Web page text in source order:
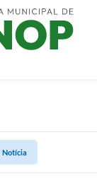
Notícia